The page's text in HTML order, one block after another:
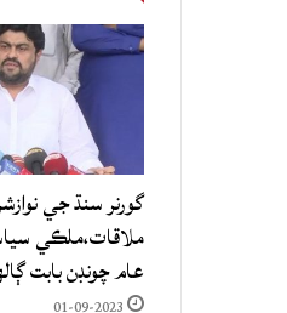
گورنر سنڌ جي
ملاقات،ملڪي
عام چونڊن بابت